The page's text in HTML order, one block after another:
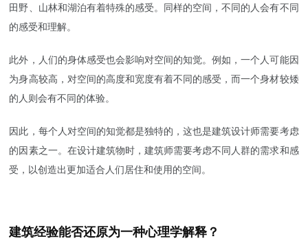
田野、山林和湖泊有着特殊的感受。同样的空间，不同的人会有不同
的感受和理解。
此外，人们的身体感受也会影响对空间的知觉。例如，一个人可能因
为身高较高，对空间的高度和宽度有着不同的感受，而一个身材较矮
的人则会有不同的体验。
因此，每个人对空间的知觉都是独特的，这也是建筑设计师需要考虑
的因素之一。在设计建筑物时，建筑师需要考虑不同人群的需求和感
受，以创造出更加适合人们居住和使用的空间。
建筑经验能否还原为一种心理学解释？